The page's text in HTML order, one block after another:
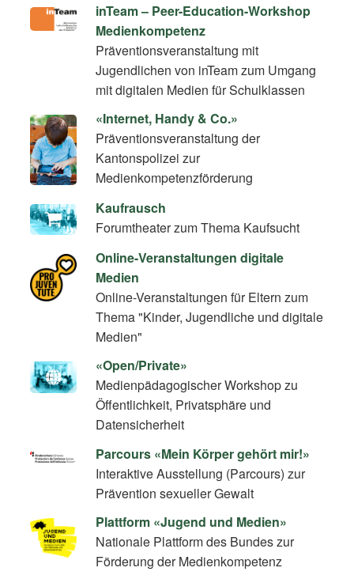
inTeam – Peer-Education-Workshop
Medienkompetenz
Präventionsveranstaltung mit
Jugendlichen von inTeam zum Umgang
mit digitalen Medien für Schulklassen
«Internet, Handy & Co.»
Präventionsveranstaltung der
Kantonspolizei zur
Medienkompetenzförderung
Kaufrausch
Forumtheater zum Thema Kaufsucht
Online-Veranstaltungen digitale
Medien
Online-Veranstaltungen für Eltern zum
Thema "Kinder, Jugendliche und digitale
Medien"
«Open/Private»
Medienpädagogischer Workshop zu
Öffentlichkeit, Privatsphäre und
Datensicherheit
Parcours «Mein Körper gehört mir!»
Interaktive Ausstellung (Parcours) zur
Prävention sexueller Gewalt
Plattform «Jugend und Medien»
Nationale Plattform des Bundes zur
Förderung der Medienkompetenz